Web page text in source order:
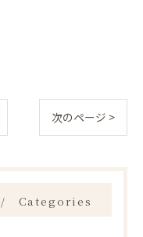
次のページ >
Categories